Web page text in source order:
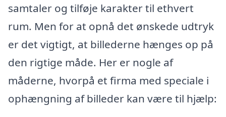
samtaler og tilføje karakter til ethvert
rum. Men for at opnå det ønskede udtryk
er det vigtigt, at billederne hænges op på
den rigtige måde. Her er nogle af
måderne, hvorpå et firma med speciale i
ophængning af billeder kan være til hjælp: